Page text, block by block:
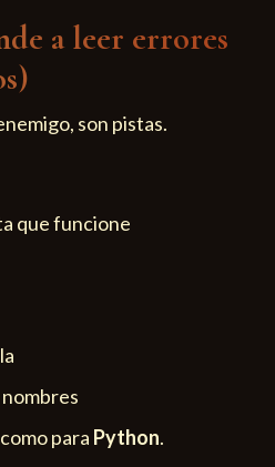
a leer errores
son pistas.
que funcione
como para Python.